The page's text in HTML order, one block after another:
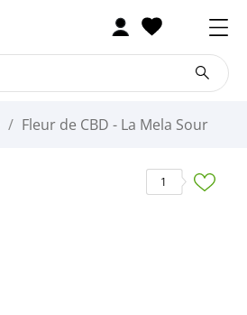
Fleur de CBD - La Mela Sour
1